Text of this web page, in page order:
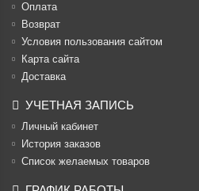
Оплата
Возврат
Условия пользования сайтом
Карта сайта
Доставка
УЧЕТНАЯ ЗАПИСЬ
Личный кабинет
История заказов
Список желаемых товаров